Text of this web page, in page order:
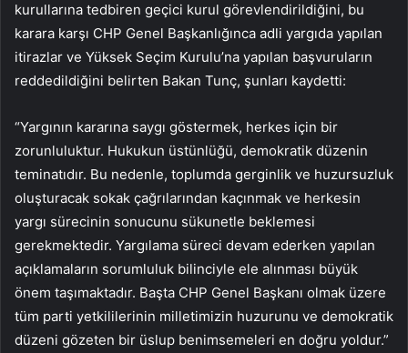
kurullarına tedbiren geçici kurul görevlendirildiğini, bu
karara karşı CHP Genel Başkanlığınca adli yargıda yapılan
itirazlar ve Yüksek Seçim Kurulu’na yapılan başvuruların
reddedildiğini belirten Bakan Tunç, şunları kaydetti:
“Yargının kararına saygı göstermek, herkes için bir
zorunluluktur. Hukukun üstünlüğü, demokratik düzenin
teminatıdır. Bu nedenle, toplumda gerginlik ve huzursuzluk
oluşturacak sokak çağrılarından kaçınmak ve herkesin
yargı sürecinin sonucunu sükunetle beklemesi
gerekmektedir. Yargılama süreci devam ederken yapılan
açıklamaların sorumluluk bilinciyle ele alınması büyük
önem taşımaktadır. Başta CHP Genel Başkanı olmak üzere
tüm parti yetkililerinin milletimizin huzurunu ve demokratik
düzeni gözeten bir üslup benimsemeleri en doğru yoldur.”